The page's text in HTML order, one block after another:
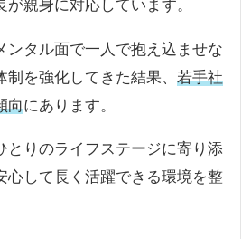
親身に対応しています。
ンタル面で一人で抱え込ませな
制を強化してきた結果、若手社
向にあります。
とりのライフステージに寄り添
心して長く活躍できる環境を整